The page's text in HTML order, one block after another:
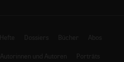
Hefte Dossiers Bücher Abos
Autorinnen und Autoren
Porträts